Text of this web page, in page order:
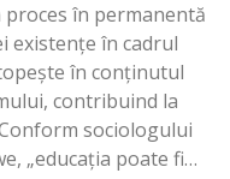
în permanentă
existenţe în cadrul
în conţinutul
contribuind la
sociologului
„educaţia poate fi…